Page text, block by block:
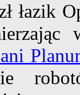
łazik